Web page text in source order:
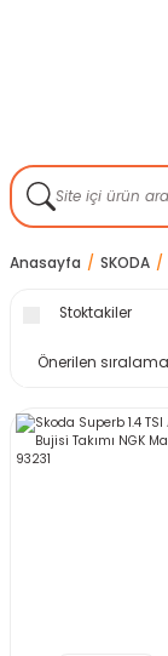
Anasayfa SKODA
Stoktakiler